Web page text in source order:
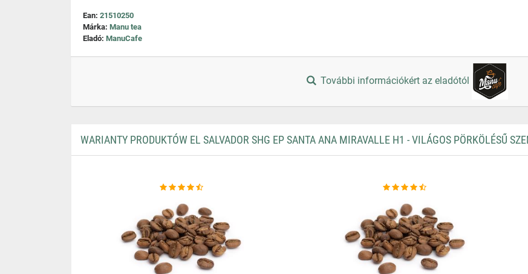
Ean: 21510250
Márka: Manu tea
Eladó: ManuCafe
További információkért az eladótól
WARIANTY PRODUKTÓW EL SALVADOR SHG EP SANTA ANA MIRAVALLE H1 - VILÁGOS PÖRKÖLÉSŰ